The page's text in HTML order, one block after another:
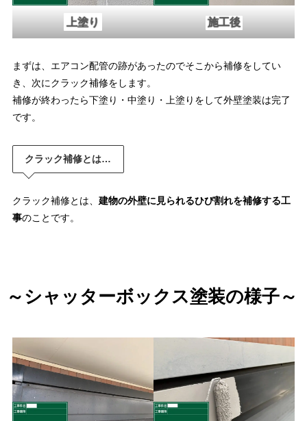
上塗り 施工後
まずは、エアコン配管の跡があったのでそこから補修をしてい
き、次にクラック補修をします。
補修が終わったら下塗り・中塗り・上塗りをして外壁塗装は完了
です。
クラック補修とは…
クラック補修とは、 建物の外壁に見られるひび割れを補修する工
事のことです。
～シャッターボックス塗装の様子～